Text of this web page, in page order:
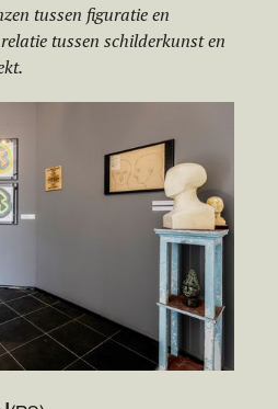
tussen figuratie en
tussen schilderkunst en